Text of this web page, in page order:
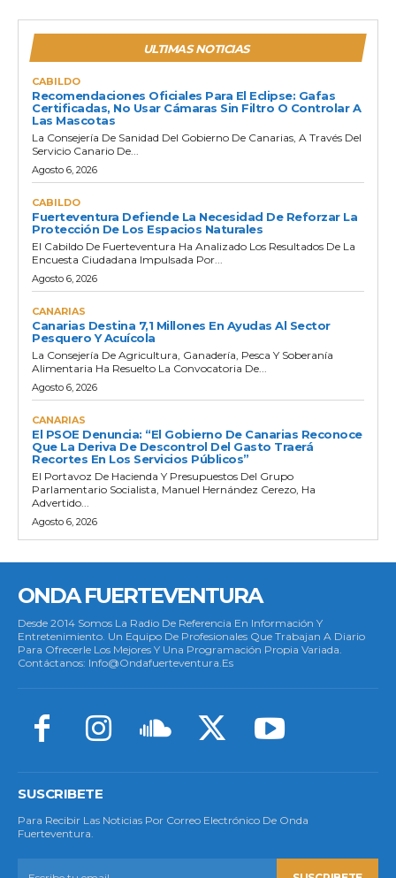
ULTIMAS NOTICIAS
CABILDO
Recomendaciones Oficiales Para El Eclipse: Gafas
Certificadas, No Usar Cámaras Sin Filtro O Controlar A
Las Mascotas
La Consejería De Sanidad Del Gobierno De Canarias, A Través Del
Servicio Canario De...
Agosto 6, 2026
CABILDO
Fuerteventura Defiende La Necesidad De Reforzar La
Protección De Los Espacios Naturales
El Cabildo De Fuerteventura Ha Analizado Los Resultados De La
Encuesta Ciudadana Impulsada Por...
Agosto 6, 2026
CANARIAS
Canarias Destina 7,1 Millones En Ayudas Al Sector
Pesquero Y Acuícola
La Consejería De Agricultura, Ganadería, Pesca Y Soberanía
Alimentaria Ha Resuelto La Convocatoria De...
Agosto 6, 2026
CANARIAS
El PSOE Denuncia: “El Gobierno De Canarias Reconoce
Que La Deriva De Descontrol Del Gasto Traerá
Recortes En Los Servicios Públicos”
El Portavoz De Hacienda Y Presupuestos Del Grupo
Parlamentario Socialista, Manuel Hernández Cerezo, Ha
Advertido...
Agosto 6, 2026
ONDA FUERTEVENTURA
Desde 2014 Somos La Radio De Referencia En Información Y
Entretenimiento. Un Equipo De Profesionales Que Trabajan A Diario
Para Ofrecerle Los Mejores Y Una Programación Propia Variada.
Contáctanos: Info@ondafuerteventura.es
SUSCRIBETE
Para Recibir Las Noticias Por Correo Electrónico De Onda
Fuerteventura.